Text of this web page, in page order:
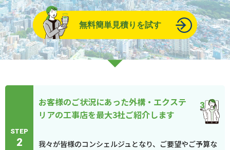
無料簡単見積りを試す
STEP
2
お客様のご状況にあった外構・エクステ
リアの工事店を最大3社ご紹介します
我々が皆様のコンシェルジュとなり、ご要望やご予算な